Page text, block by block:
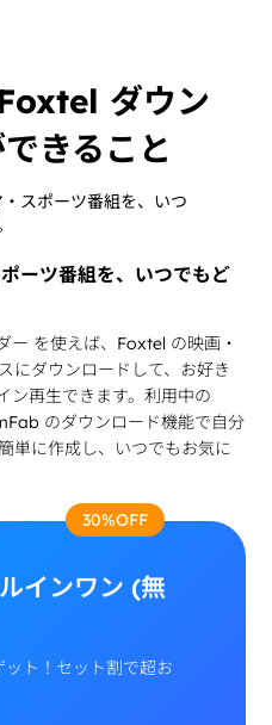
ダウン
きること
ーツ番組を、いつでもど
を使えば、Foxtel の映画・
にダウンロードして、お好き
ン再生できます。利用中の
のダウンロード機能で自分
単に作成し、いつでもお気に
30%OFF
インワン (無
ト！セット割で超お